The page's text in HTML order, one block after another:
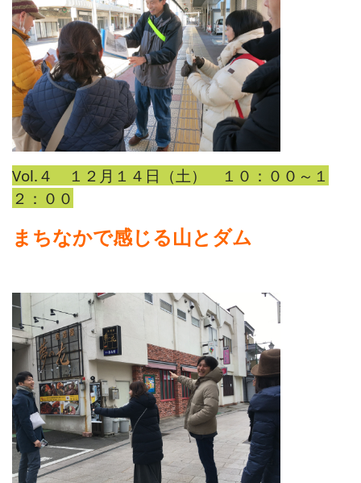
Vol.４ １２月１４日（土） １０：００～１
２：００
まちなかで感じる山とダム